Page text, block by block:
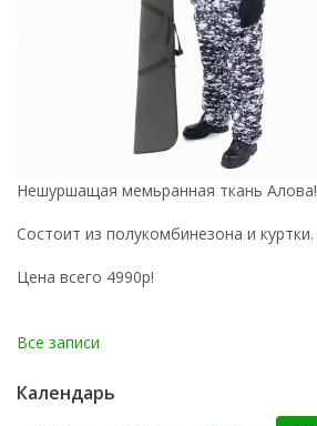
Нешуршащая мемьранная ткань Алова!
Состоит из полукомбинезона и куртки.
Цена всего 4990р!
Все записи
Календарь